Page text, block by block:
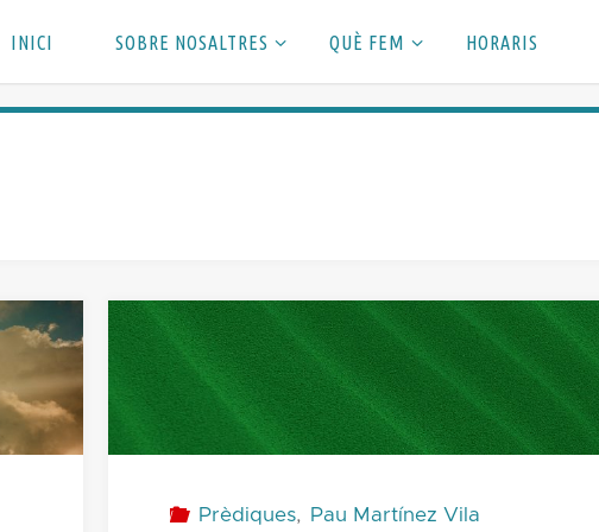
INICI SOBRE NOSALTRES QUÈ FEM HORARIS
Prèdiques, Pau Martínez Vila